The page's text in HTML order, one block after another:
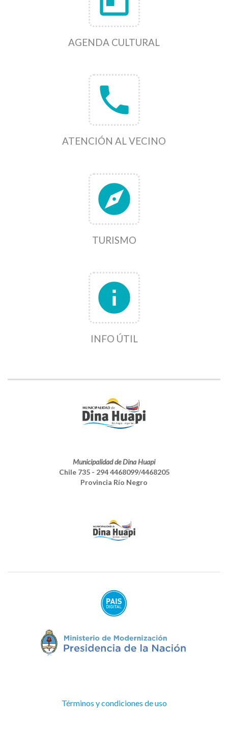
AGENDA CULTURAL
phone
ATENCIÓN AL VECINO
explore
TURISMO
info
INFO ÚTIL
Municipalidad de Dina Huapi
Chile 735 - 294 4468099/4468205
Provincia Río Negro
Términos y condiciones de uso(Abre